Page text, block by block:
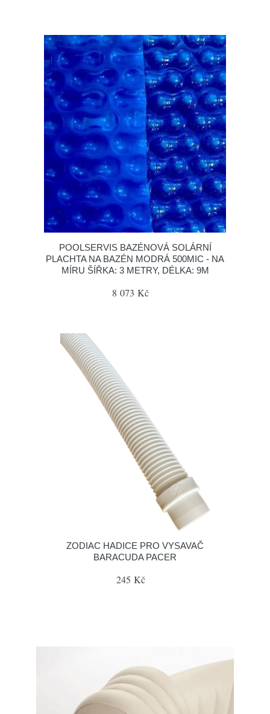
POOLSERVIS BAZÉNOVÁ SOLÁRNÍ
PLACHTA NA BAZÉN MODRÁ 500MIC - NA
MÍRU ŠÍŘKA: 3 METRY, DÉLKA: 9M
8 073 Kč
ZODIAC HADICE PRO VYSAVAČ
BARACUDA PACER
245 Kč